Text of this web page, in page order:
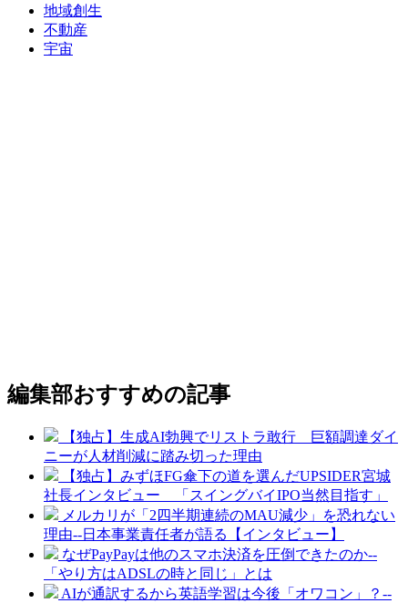
地域創生
不動産
宇宙
編集部おすすめの記事
【独占】生成AI勃興でリストラ敢行 巨額調達ダイ
ニーが人材削減に踏み切った理由
【独占】みずほFG傘下の道を選んだUPSIDER宮城
社長インタビュー 「スイングバイIPO当然目指す」
メルカリが「2四半期連続のMAU減少」を恐れない
理由--日本事業責任者が語る【インタビュー】
なぜPayPayは他のスマホ決済を圧倒できたのか--
「やり方はADSLの時と同じ」とは
AIが通訳するから英語学習は今後「オワコン」？--